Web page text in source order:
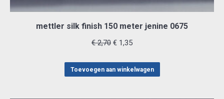
mettler silk finish 150 meter jenine 0675
€2,70 Oorspronkelijke
was:
€ 1,35Huidige
is:
Toevoegen aan winkelwagen